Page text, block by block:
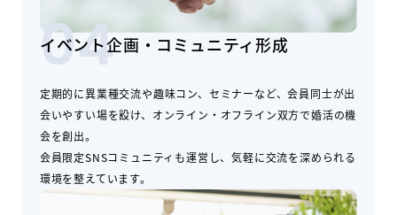
04
イベント企画・コミュニティ形成
定期的に異業種交流や趣味コン、セミナーなど、会員同士が出
会いやすい場を設け、オンライン・オフライン双方で婚活の機
会を創出。
会員限定SNSコミュニティも運営し、気軽に交流を深められる
環境を整えています。